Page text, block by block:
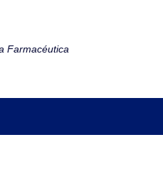
Farmacéutica